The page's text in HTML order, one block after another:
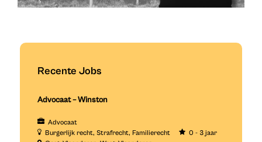
Recente Jobs
Advocaat – Winston
Advocaat
Burgerlijk recht Strafrecht Familierecht
0 - 3 jaar